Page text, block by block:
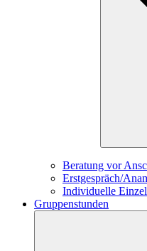
Beratung vor
Erstgespräch/
Individuelle
Gruppenstunden